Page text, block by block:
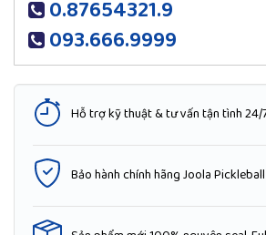
0.87654321.9
093.666.9999
Hỗ trợ kỹ thuật & tư vấn tận tình 24/
Bảo hành chính hãng Joola